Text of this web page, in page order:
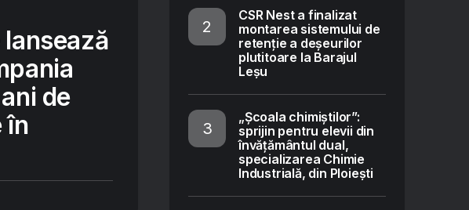
de
în
CSR Nest a finalizat
montarea sistemului de
retenție a deșeurilor
plutitoare la Barajul
Leșu
„Școala chimiștilor”:
sprijin pentru elevii din
învățământul dual,
specializarea Chimie
Industrială, din Ploiești